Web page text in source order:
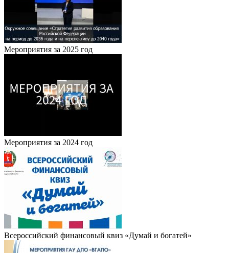
Мероприятия за 2025 год
Мероприятия за 2024 год
Всероссийский финансовый квиз «Думай и богатей»